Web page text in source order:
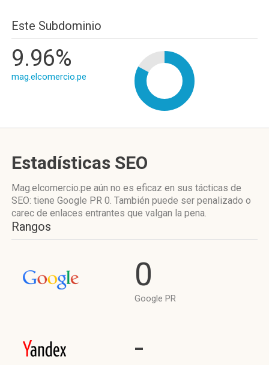
Este Subdominio
9.96%
mag.elcomercio.pe
Estadísticas SEO
Mag.elcomercio.pe aún no es eficaz en sus tácticas de
SEO: tiene Google PR 0. También puede ser penalizado o
carec de enlaces entrantes que valgan la pena.
Rangos
0
Google PR
-